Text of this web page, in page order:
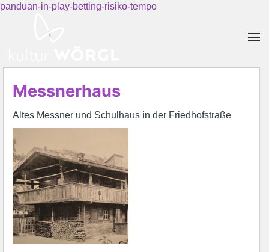
panduan-in-play-betting-risiko-tempo
Messnerhaus
Altes Messner und Schulhaus in der Friedhofstraße